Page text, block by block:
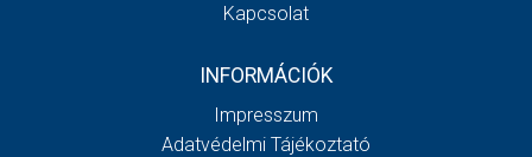
Kapcsolat
INFORMÁCIÓK
Impresszum
Adatvédelmi Tájékoztató